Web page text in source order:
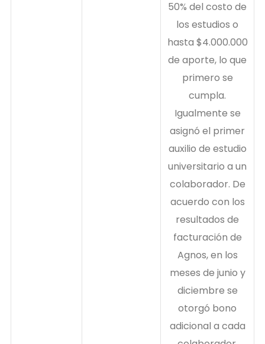
50% del costo de
los estudios o
hasta $4.000.000
de aporte, lo que
primero se
cumpla.
Igualmente se
asignó el primer
auxilio de estudio
universitario a un
colaborador. De
acuerdo con los
resultados de
facturación de
Agnos, en los
meses de junio y
diciembre se
otorgó bono
adicional a cada